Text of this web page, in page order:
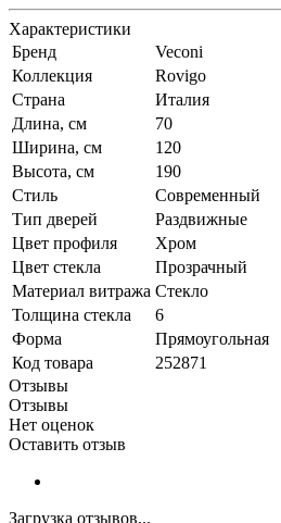
Характеристики
Бренд
Veconi
Коллекция
Rovigo
Страна
Италия
Длина, см
70
Ширина, см
120
Высота, см
190
Стиль
Современный
Тип дверей
Раздвижные
Цвет профиля
Хром
Цвет стекла
Прозрачный
Материал витража Стекло
Толщина стекла
6
Форма
Прямоугольная
Код товара
252871
Отзывы
Отзывы
Нет оценок
Оставить отзыв
Загрузка отзывов...